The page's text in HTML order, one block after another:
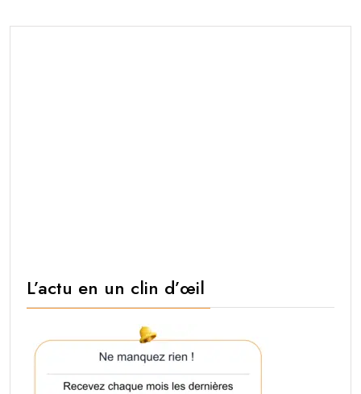
L’actu en un clin d’œil